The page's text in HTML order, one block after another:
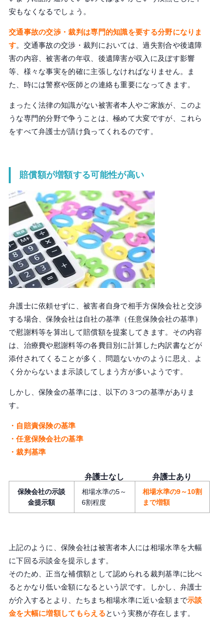
安もなくなるでしょう。
交通事故の交渉・裁判は専門的知識を要する分野になりま
す。交通事故の交渉・裁判においては、過失割合や後遺障
害の内容、被害者の年収、後遺障害が収入に及ぼす影響
等、様々な事実を的確に主張しなければなりません。ま
た、時には警察や医師との連絡も重要になってきます。
まったく法律の知識がない被害者本人やご家族が、このよ
うな専門的分野で争うことは、極めて大変ですが、これら
をすべて弁護士が請け負ってくれるのです。
賠償額が増額する可能性が高い
弁護士に依頼せずに、被害者自身で相手方保険会社と交渉
する場合、保険会社は自社の基準（任意保険会社の基準）
で慰謝料等を算出して賠償額を提案してきます。その内容
は、治療費や慰謝料等の各費目別に計算した内訳書などが
添付されてくることが多く、問題ないかのように思え、よ
く分からないまま示談してしまう方が多いようです。
しかし、保険金の基準には、以下の３つの基準がありま
す。
・自賠責保険の基準
・任意保険会社の基準
・裁判基準
弁護士なし 弁護士あり
保険会社の示談
金提示額
相場水準の5～
6割程度
相場水準の9～10割
まで増額
上記のように、保険会社は被害者本人には相場水準を大幅
に下回る示談金を提示します。
そのため、正当な補償額として認められる裁判基準に比べ
るとかなり低い金額になるという訳です。しかし、弁護士
が介入するとより、たちまち相場水準に近い金額まで示談
金を大幅に増額してもらえるという実務が存在します。